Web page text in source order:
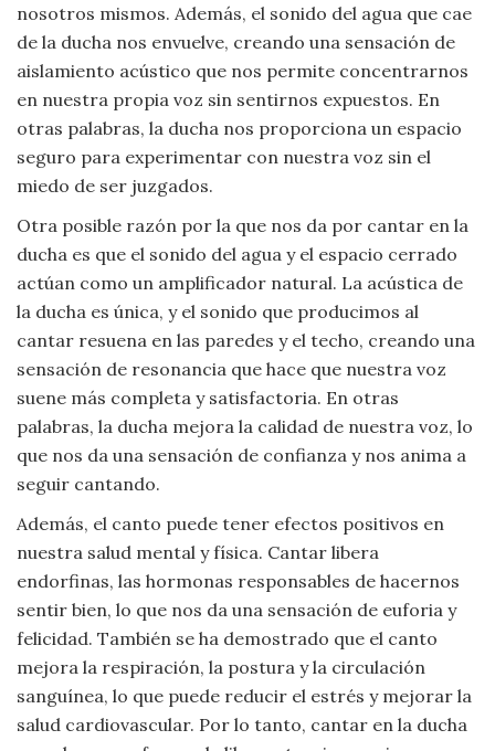
nosotros mismos. Además, el sonido del agua que cae
de la ducha nos envuelve, creando una sensación de
aislamiento acústico que nos permite concentrarnos
en nuestra propia voz sin sentirnos expuestos. En
otras palabras, la ducha nos proporciona un espacio
seguro para experimentar con nuestra voz sin el
miedo de ser juzgados.
Otra posible razón por la que nos da por cantar en la
ducha es que el sonido del agua y el espacio cerrado
actúan como un amplificador natural. La acústica de
la ducha es única, y el sonido que producimos al
cantar resuena en las paredes y el techo, creando una
sensación de resonancia que hace que nuestra voz
suene más completa y satisfactoria. En otras
palabras, la ducha mejora la calidad de nuestra voz, lo
que nos da una sensación de confianza y nos anima a
seguir cantando.
Además, el canto puede tener efectos positivos en
nuestra salud mental y física. Cantar libera
endorfinas, las hormonas responsables de hacernos
sentir bien, lo que nos da una sensación de euforia y
felicidad. También se ha demostrado que el canto
mejora la respiración, la postura y la circulación
sanguínea, lo que puede reducir el estrés y mejorar la
salud cardiovascular. Por lo tanto, cantar en la ducha